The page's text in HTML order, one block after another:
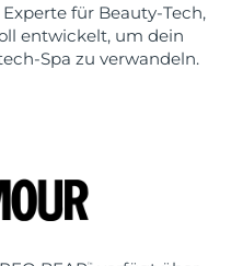
für Beauty-Tech,
entwickelt, um dein
Spa zu verwandeln.
™